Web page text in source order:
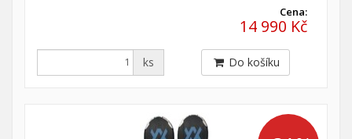
Cena:
14 990 Kč
ks Do košíku